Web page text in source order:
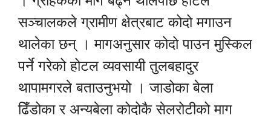
सञ्चालकले ग्रामीण क्षेत्रबाट कोदो मगाउन
थालेका छन् । मागअनुसार कोदो पाउन मुस्किल
पर्ने गरेको होटल व्यवसायी तुलबहादुर
थापामगरले बताउनुभयो । जाडोका बेला
ढिँडोका र अन्यबेला कोदोकै सेलरोटीको माग